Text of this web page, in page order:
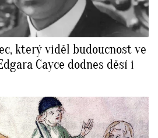
který viděl budoucnost ve
Cayce dodnes děsí i